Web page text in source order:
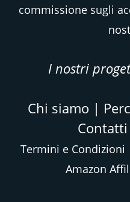
commissione sugli
I nostri
Chi siamo |
Contatti
Termini e Condizioni
Amazon